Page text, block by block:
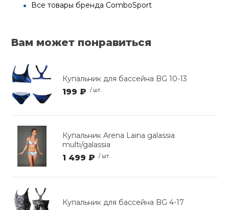
Все товары бренда ComboSport
Вам может понравиться
Купальник для бассейна BG 10-13
199 ₽ / шт.
Купальник Arena Laina galassia
multi/galassia
1 499 ₽ / шт.
Купальник для бассейна BG 4-17